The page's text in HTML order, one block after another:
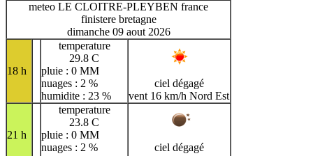
meteo LE CLOITRE-PLEYBEN france
finistere bretagne
dimanche 09 aout 2026
18 h
temperature
29.8 C
pluie : 0 MM
nuages : 2 %
humidite : 23 %
ciel dégagé
vent 16 km/h Nord Est
21 h
temperature
23.8 C
pluie : 0 MM
nuages : 2 %
ciel dégagé